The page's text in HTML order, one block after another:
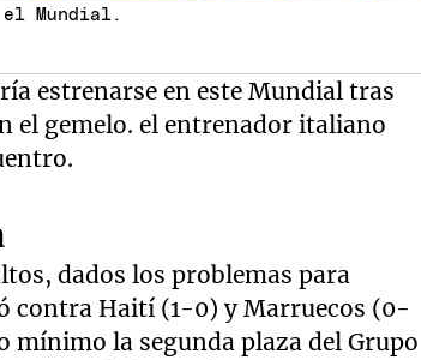
Mundial.
estrenarse en este Mundial tras
el gemelo. el entrenador italiano
dados los problemas para
contra Haití (1-0) y Marruecos (0-
mínimo la segunda plaza del Grupo